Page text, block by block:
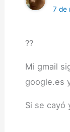
7 de
??
Mi gmail
google.es
Si se cayó